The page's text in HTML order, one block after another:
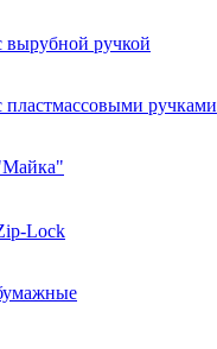
вырубной ручкой
пластмассовыми ручками
Lock